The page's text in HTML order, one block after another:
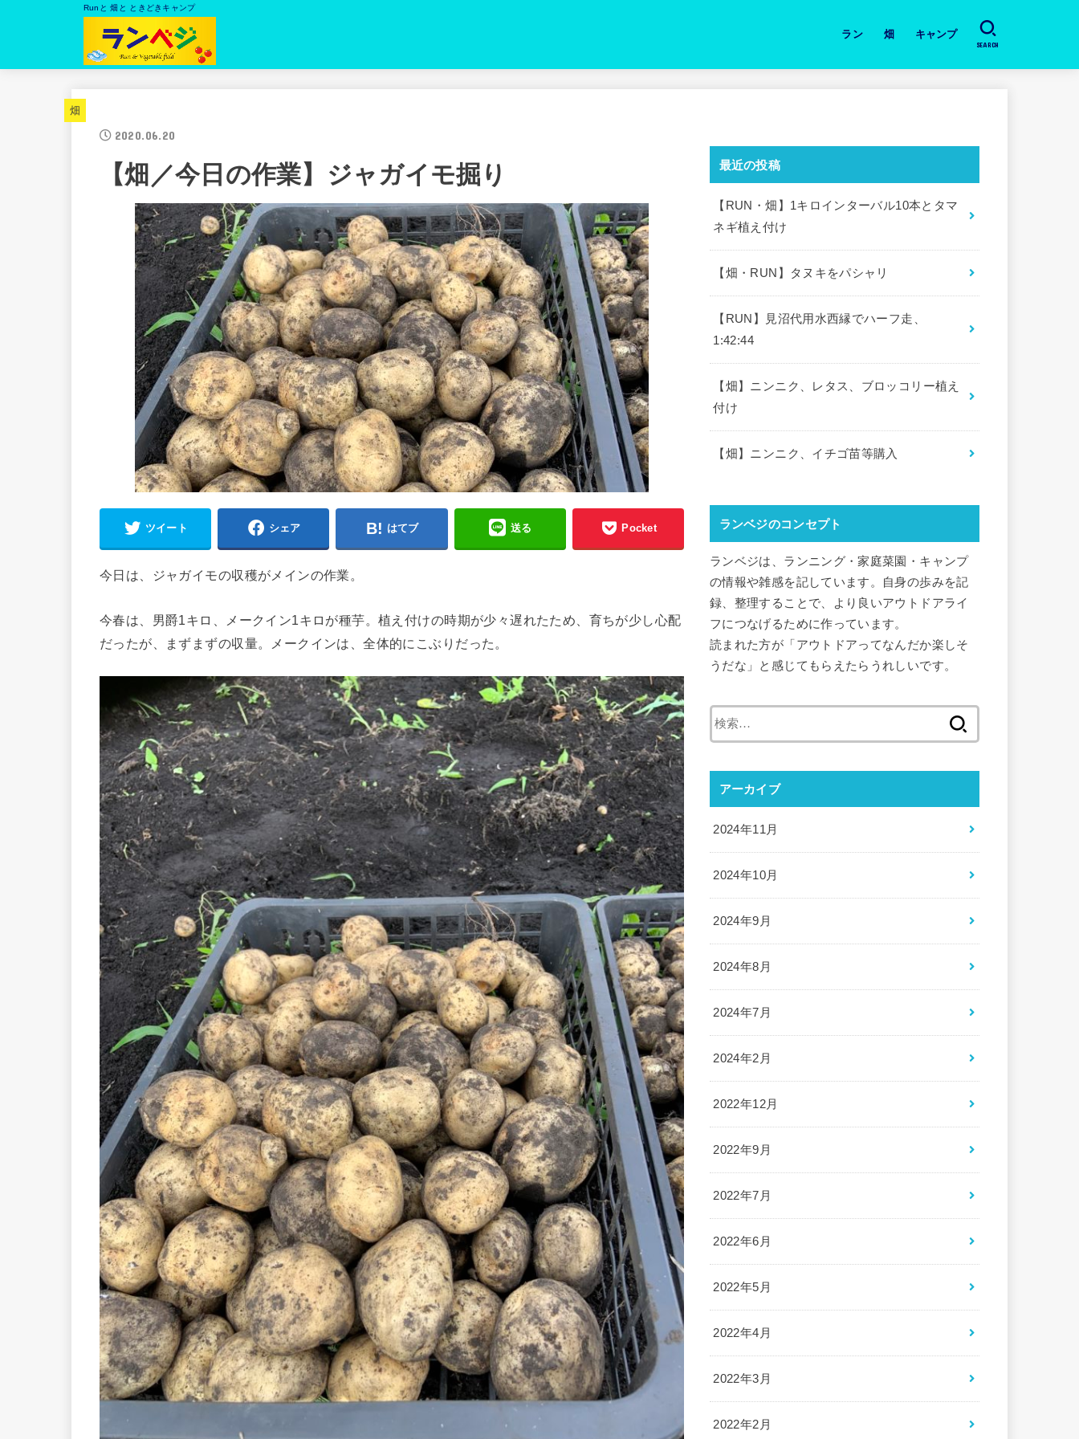
Runと 畑と ときどきキャンプ
ラン
日々のラン
道具・本の紹介
月間の振り返り
大会
畑
畑・今日の作業と収穫
キャンプ
キャンプ場
道具・本の紹介
SEARCH
畑
2020.06.20
【畑／今日の作業】ジャガイモ掘り
ツイート シェア はてブ 送る Pocket
今日は、ジャガイモの収穫がメインの作業。
今春は、男爵1キロ、メークイン1キロが種芋。植え付けの時期が少々遅れたため、育ちが少し心配
だったが、まずまずの収量。メークインは、全体的にこぶりだった。
最近の投稿
【RUN・畑】1キロインターバル10本とタマ
ネギ植え付け
【畑・RUN】タヌキをパシャリ
【RUN】見沼代用水西縁でハーフ走、
1:42:44
【畑】ニンニク、レタス、ブロッコリー植え
付け
【畑】ニンニク、イチゴ苗等購入
ランベジのコンセプト
ランベジは、ランニング・家庭菜園・キャンプ
の情報や雑感を記しています。自身の歩みを記
録、整理することで、より良いアウトドアライ
フにつなげるために作っています。
読まれた方が「アウトドアってなんだか楽しそ
うだな」と感じてもらえたらうれしいです。
アーカイブ
2024年11月
2024年10月
2024年9月
2024年8月
2024年7月
2024年2月
2022年12月
2022年9月
2022年7月
2022年6月
2022年5月
2022年4月
2022年3月
2022年2月